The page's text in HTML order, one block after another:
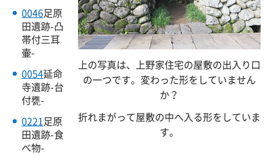
0046足原
田遺跡-凸
帯付三耳
壷-
0054延命
寺遺跡-台
付甕-
0221足原
田遺跡-食
べ物-
上の写真は、上野家住宅の屋敷の出入り口
の一つです。変わった形をしていません
か？
折れまがって屋敷の中へ入る形をしていま
す。